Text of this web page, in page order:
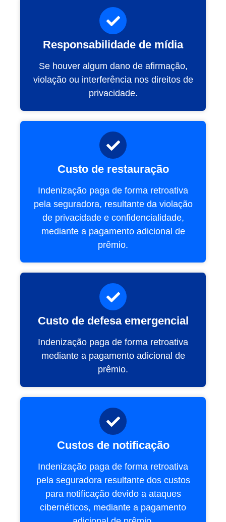
Responsabilidade de mídia
Se houver algum dano de afirmação,
violação ou interferência nos direitos de
privacidade.
Custo de restauração
Indenização paga de forma retroativa
pela seguradora, resultante da violação
de privacidade e confidencialidade,
mediante a pagamento adicional de
prêmio.
Custo de defesa emergencial
Indenização paga de forma retroativa
mediante a pagamento adicional de
prêmio.
Custos de notificação
Indenização paga de forma retroativa
pela seguradora resultante dos custos
para notificação devido a ataques
cibernéticos, mediante a pagamento